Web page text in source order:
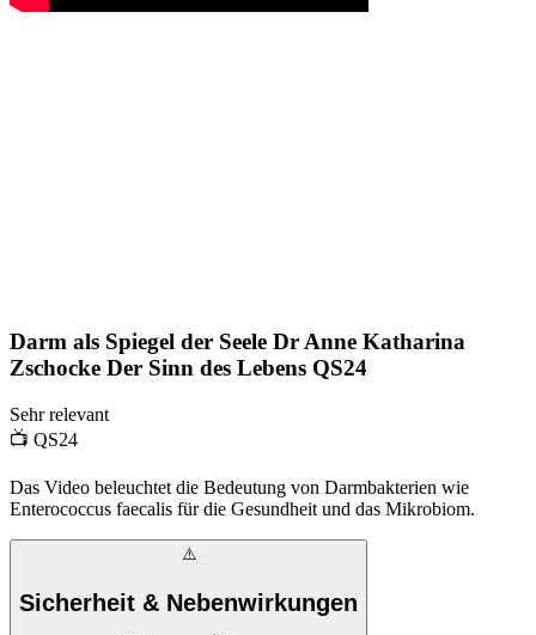
Darm als Spiegel der Seele Dr Anne Katharina
Zschocke Der Sinn des Lebens QS24
Sehr relevant
📺 QS24
Das Video beleuchtet die Bedeutung von Darmbakterien wie
Enterococcus faecalis für die Gesundheit und das Mikrobiom.
⚠️
Sicherheit & Nebenwirkungen